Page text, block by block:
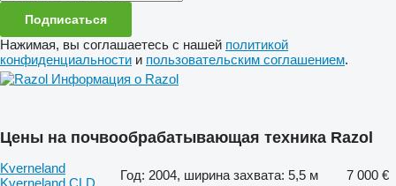
Подписаться
Нажимая, вы соглашаетесь с нашей политикой
конфиденциальности и пользовательским соглашением.
Информация о Razol
Цены на почвообрабатывающая техника Razol
Kverneland
Kverneland CLD
Год: 2004, ширина захвата: 5,5 м 7 000 €